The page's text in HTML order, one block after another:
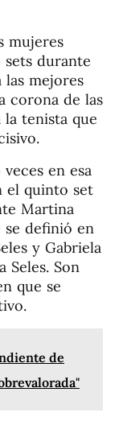
mujeres
durante
las mejores
corona de las
la tenista que
en esa
el quinto set
Martina
se definió en
y Gabriela
Seles. Son
que se
de